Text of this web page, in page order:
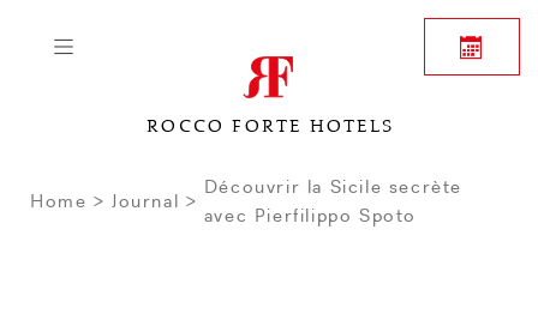
ROCCO FORTE HOTELS
Home Journal
Découvrir la Sicile secrète
avec Pierfilippo Spoto